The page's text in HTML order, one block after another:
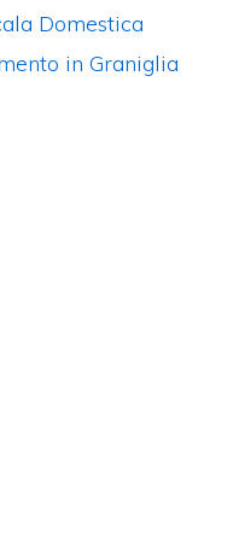
Domestica
in Graniglia